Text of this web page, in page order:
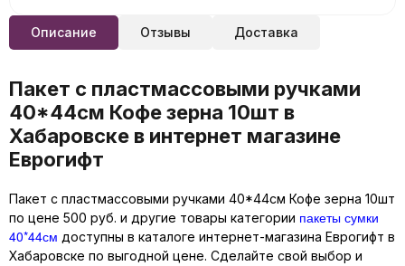
Описание Отзывы Доставка
Пакет с пластмассовыми ручками
40*44см Кофе зерна 10шт в
Хабаровске в интернет магазине
Еврогифт
Пакет с пластмассовыми ручками 40*44см Кофе зерна 10шт
по цене 500 руб. и другие товары категории пакеты сумки
40*44см доступны в каталоге интернет-магазина Еврогифт в
Хабаровске по выгодной цене. Сделайте свой выбор и